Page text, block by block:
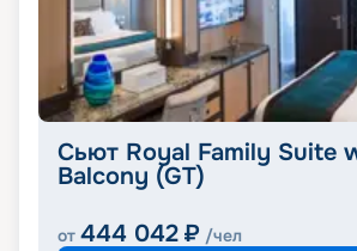
Сьют Royal Family Suite
Balcony (GT)
от 444 042 ₽ /чел